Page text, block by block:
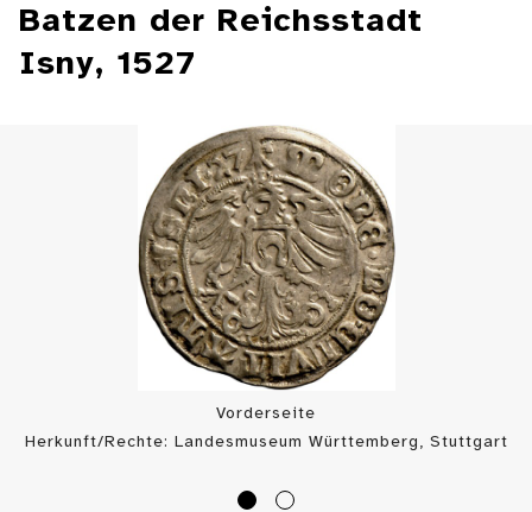
Batzen der Reichsstadt
Isny, 1527
Vorderseite
Herkunft/Rechte: Landesmuseum Württemberg, Stuttgart